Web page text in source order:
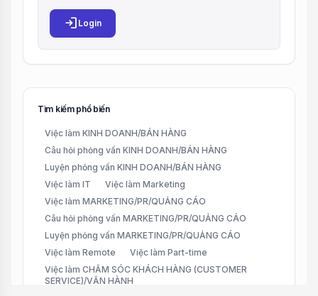
login Login
Tìm kiếm phổ biến
Việc làm KINH DOANH/BÁN HÀNG
Câu hỏi phỏng vấn KINH DOANH/BÁN HÀNG
Luyện phỏng vấn KINH DOANH/BÁN HÀNG
Việc làm IT
Việc làm Marketing
Việc làm MARKETING/PR/QUẢNG CÁO
Câu hỏi phỏng vấn MARKETING/PR/QUẢNG CÁO
Luyện phỏng vấn MARKETING/PR/QUẢNG CÁO
Việc làm Remote
Việc làm Part-time
Việc làm CHĂM SÓC KHÁCH HÀNG (CUSTOMER
SERVICE)/VẬN HÀNH